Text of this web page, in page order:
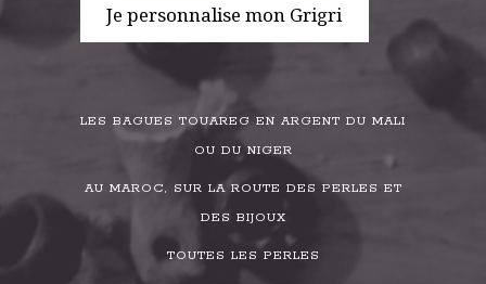
Je personnalise mon Grigri
LES BAGUES TOUAREG EN ARGENT DU MALI
OU DU NIGER
AU MAROC, SUR LA ROUTE DES PERLES ET
DES BIJOUX
TOUTES LES PERLES